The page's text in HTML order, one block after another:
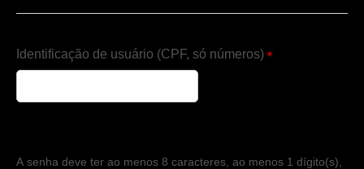
Identificação de usuário (CPF, só números)
A senha deve ter ao menos 8 caracteres, ao menos 1 dígito(s),